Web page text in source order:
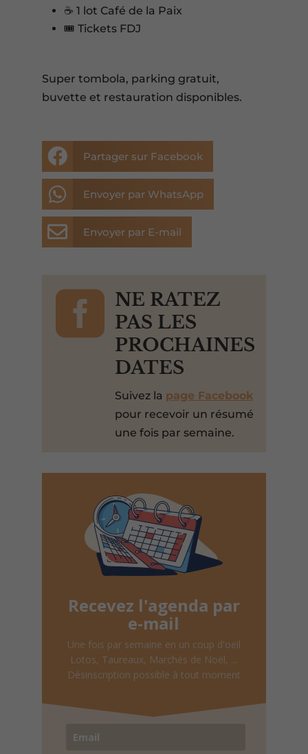
☕ 1 lot Café de la Paix
🎟️ Tickets FDJ
Super tombola, parking gratuit,
buvette et restauration disponibles.
 Partager sur Facebook
 Envoyer par WhatsApp
 Envoyer par E-mail

NE RATEZ
PAS LES
PROCHAINES
DATES
Suivez la page Facebook
pour recevoir un résumé
une fois par semaine.
Recevez l'agenda par
e-mail
Une fois par semaine en un coup d'oeil
Lotos, Taureaux, Marchés de Noël, ...
Désinscription possible à tout moment